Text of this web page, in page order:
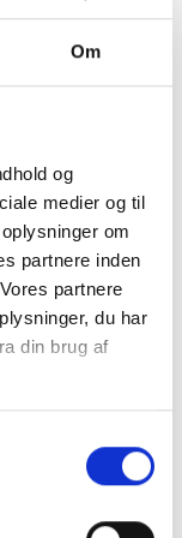
Om
og
medier og til
om
partnere inden
partnere
du har
din brug af
sektor
blandt andet
udlejning
tjener på
til
sociale
at by- og
boliger i